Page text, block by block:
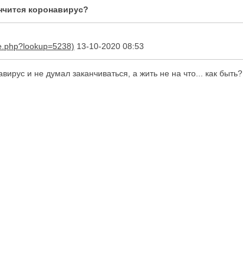
коронавирус?
13-10-2020 08:53
и не думал заканчиваться, а жить не на что... как быть?